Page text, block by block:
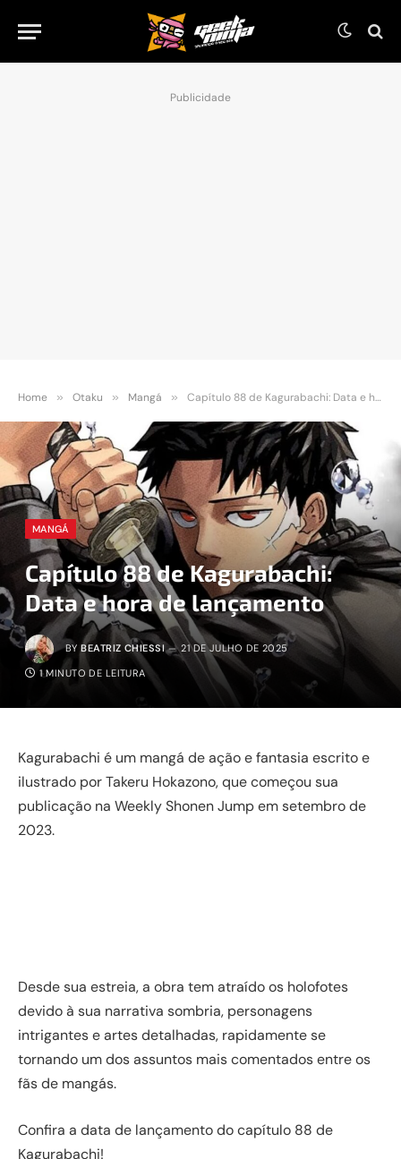
Publicidade
Home » Otaku » Mangá » Capítulo 88 de Kagurabachi: Data e hora de lançamento
MANGÁ
Capítulo 88 de Kagurabachi:
Data e hora de lançamento
BY BEATRIZ CHIESSI 21 DE JULHO DE 2025
1 MINUTO DE LEITURA
Kagurabachi é um mangá de ação e fantasia escrito e
ilustrado por Takeru Hokazono, que começou sua
publicação na Weekly Shonen Jump em setembro de
2023.
Desde sua estreia, a obra tem atraído os holofotes
devido à sua narrativa sombria, personagens
intrigantes e artes detalhadas, rapidamente se
tornando um dos assuntos mais comentados entre os
fãs de mangás.
Confira a data de lançamento do capítulo 88 de
Kagurabachi!